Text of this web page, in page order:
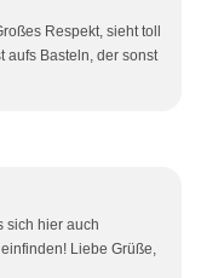
Respekt, sieht toll
aufs Basteln, der sonst
sich hier auch
Liebe Grüße,